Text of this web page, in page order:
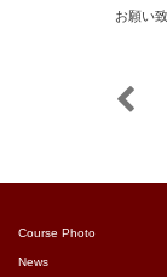
お願い
Course Photo
News